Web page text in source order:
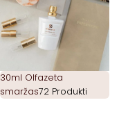
30ml Olfazeta
smaržas72 Produkti